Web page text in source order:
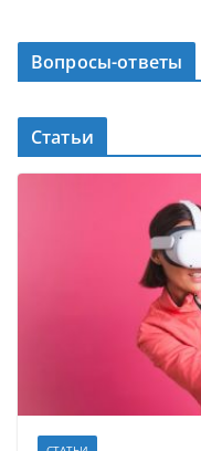
Вопросы-ответы
Статьи